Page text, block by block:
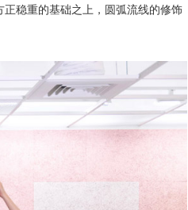
稳重的基础之上，圆弧流线的修饰